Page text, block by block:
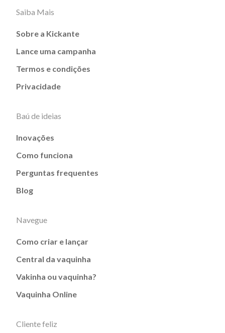
Saiba Mais
Sobre a Kickante
Lance uma campanha
Termos e condições
Privacidade
Baú de ideias
Inovações
Como funciona
Perguntas frequentes
Blog
Navegue
Como criar e lançar
Central da vaquinha
Vakinha ou vaquinha?
Vaquinha Online
Cliente feliz